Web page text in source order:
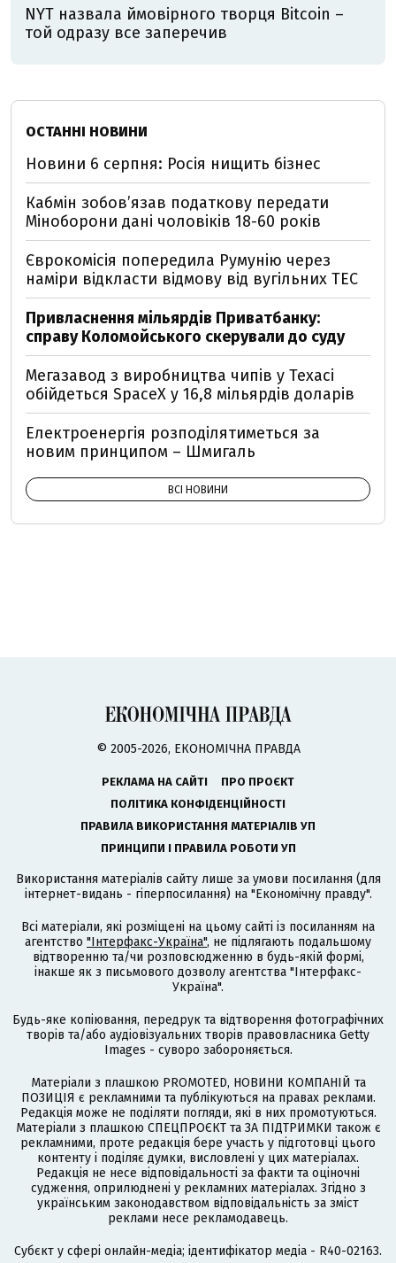
NYT назвала ймовірного творця Bitcoin –
той одразу все заперечив
ОСТАННІ НОВИНИ
Новини 6 серпня: Росія нищить бізнес
Кабмін зобовʼязав податкову передати
Міноборони дані чоловіків 18-60 років
Єврокомісія попередила Румунію через
наміри відкласти відмову від вугільних ТЕС
Привласнення мільярдів Приватбанку:
справу Коломойського скерували до суду
Мегазавод з виробництва чипів у Техасі
обійдеться SpaceX у 16,8 мільярдів доларів
Електроенергія розподілятиметься за
новим принципом – Шмигаль
ВСІ НОВИНИ
© 2005-2026, ЕКОНОМІЧНА ПРАВДА
РЕКЛАМА НА САЙТІ
ПРО ПРОЄКТ
ПОЛІТИКА КОНФІДЕНЦІЙНОСТІ
ПРАВИЛА ВИКОРИСТАННЯ МАТЕРІАЛІВ УП
ПРИНЦИПИ І ПРАВИЛА РОБОТИ УП
Використання матеріалів сайту лише за умови посилання (для
інтернет-видань - гіперпосилання) на "Економічну правду".
Всі матеріали, які розміщені на цьому сайті із посиланням на
агентство "Інтерфакс-Україна", не підлягають подальшому
відтворенню та/чи розповсюдженню в будь-якій формі,
інакше як з письмового дозволу агентства "Інтерфакс-
Україна".
Будь-яке копіювання, передрук та відтворення фотографічних
творів та/або аудіовізуальних творів правовласника Getty
Images - суворо забороняється.
Матеріали з плашкою PROMOTED, НОВИНИ КОМПАНІЙ та
ПОЗИЦІЯ є рекламними та публікуються на правах реклами.
Редакція може не поділяти погляди, які в них промотуються.
Матеріали з плашкою СПЕЦПРОЄКТ та ЗА ПІДТРИМКИ також є
рекламними, проте редакція бере участь у підготовці цього
контенту і поділяє думки, висловлені у цих матеріалах.
Редакція не несе відповідальності за факти та оціночні
судження, оприлюднені у рекламних матеріалах. Згідно з
українським законодавством відповідальність за зміст
реклами несе рекламодавець.
Cубєкт у сфері онлайн-медіа; ідентифікатор медіа - R40-02163.